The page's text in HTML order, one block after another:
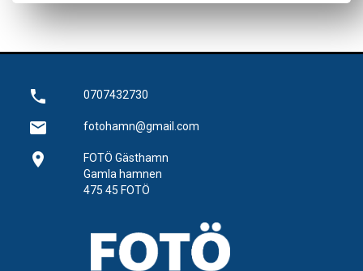
phone 0707432730
email fotohamn@gmail.com
location_on
FOTÖ Gästhamn
Gamla hamnen
475 45 FOTÖ